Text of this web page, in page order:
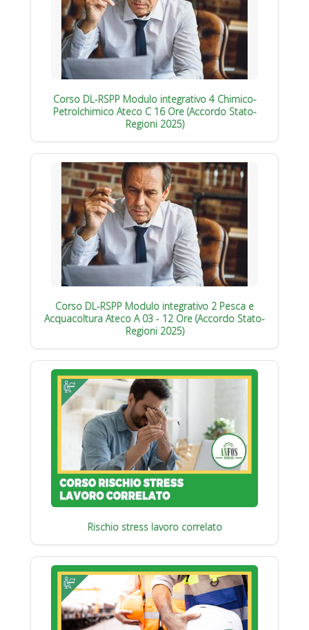
Corso DL-RSPP Modulo integrativo 4 Chimico-
Petrolchimico Ateco C 16 Ore (Accordo Stato-
Regioni 2025)
Corso DL-RSPP Modulo integrativo 2 Pesca e
Acquacoltura Ateco A 03 - 12 Ore (Accordo Stato-
Regioni 2025)
Rischio stress lavoro correlato